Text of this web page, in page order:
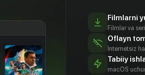
Крэйвен-охотник Filmlarni
Filmlar va
Oflayn
Internetsiz
Tabiiy
macOS